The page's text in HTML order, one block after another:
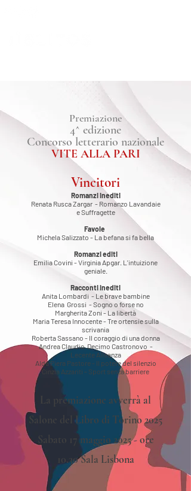
Premiazione
4^ edizione
Concorso letterario nazionale
VITE ALLA PARI
Vincitori
Romanzi inediti
Renata Rusca Zargar - Romanzo Lavandaie
e Suffragette
Favole
Michela Salizzato - La befana si fa bella
Romanzi editi
Emilia Covini - Virginia Apgar. L'intuizione
geniale.
Racconti inediti
Anita Lombardi - Le brave bambine
Elena Grossi - Sogno o forse no
Margherita Zoni - La libertà
Maria Teresa Innocente - Tre ortensie sulla
scrivania
Roberta Sassano - Il coraggio di una donna
Andrea Claudio Decimo Castronovo -
Lecente Alleanza
Alda Piera Pastore - Il potere del silenzio
Cinzia Azzariti - Sport senza barriere
La premiazione avverrà al
Salone del Libro di Torino 2025
Sabato 17 maggio 2025 - ore
10.30 Sala Lisbona